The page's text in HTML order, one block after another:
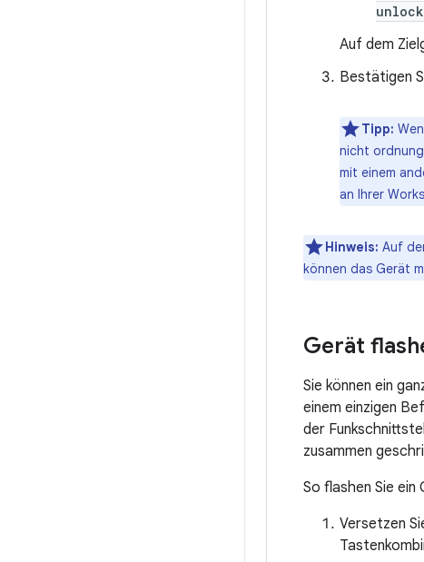
unlock
Auf dem
Bestätigen
Tipp:
nicht
mit einem
an Ihrer
Hinweis: Auf
können das Gerät
Gerät
Sie können ein
einem einzigen
der
zusammen
So flashen Sie ein
Versetzen